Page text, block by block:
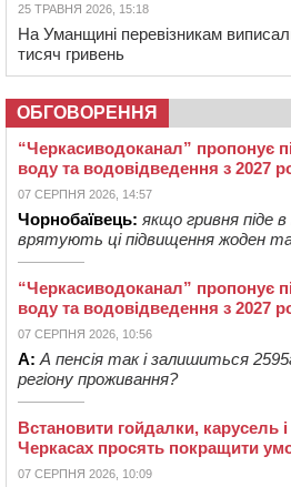
25 ТРАВНЯ 2026, 15:18
На Уманщині перевізникам
тисяч гривень
ОБГОВОРЕННЯ
“Черкасиводоканал” пропонує
воду та водовідведення з 2027
07 СЕРПНЯ 2026, 14:57
Чорнобаївець: якщо гривня піде
врятують ці підвищення жоден
“Черкасиводоканал” пропонує
воду та водовідведення з 2027
07 СЕРПНЯ 2026, 10:56
А: А пенсія так і залишиться
регіону проживання?
Встановити гойдалки, карусель
Черкасах просять покращити
07 СЕРПНЯ 2026, 10:09